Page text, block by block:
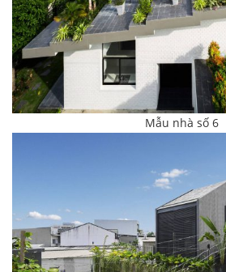
Mẫu nhà số 6